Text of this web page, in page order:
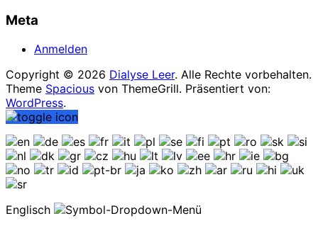
Meta
Anmelden
Copyright © 2026 Dialyse Leer. Alle Rechte vorbehalten.
Theme Spacious von ThemeGrill. Präsentiert von:
WordPress.
Englisch